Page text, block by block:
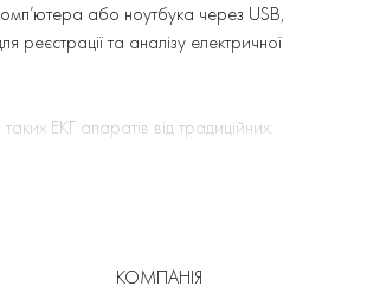
або ноутбука через USB,
реєстрації та аналізу електричної
таких ЕКГ апаратів від традиційних:
дисплея та принтера – усі
КОМПАНІЯ